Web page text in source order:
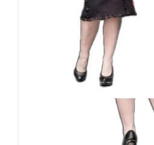
Queen of
Gothic